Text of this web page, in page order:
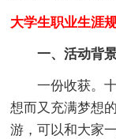
大学生职业生涯
一、活动背
一份收获。
想而又充满梦想
游，可以和大家